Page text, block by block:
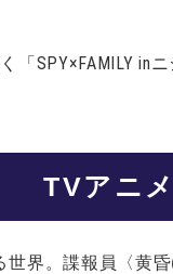
SPY×FAMILY in
TVアニ
界。諜報員〈黄